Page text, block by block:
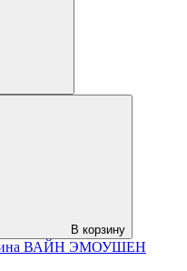
В корзину